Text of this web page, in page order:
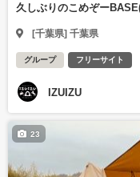
久しぶりのこめぞー
[千葉県] 千葉県
グループ フリーサイト
IZUIZU
23